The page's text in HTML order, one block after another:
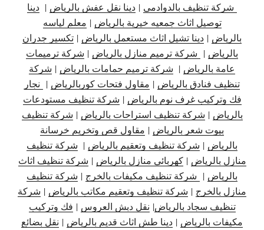
شركة تنظيف بالدوادمي | دينا نقل عفش بالرياض | دينا
توصيل اثاث جمعيه خيرية بالرياض | معلم لياسه
بالرياض | دينا تشيل اثاث مستعمل بالرياض | تكسير جدران
بالرياض | شركة ترميم منازل بالرياض | شركة ترميمات
عامة بالرياض | شركة ترميم حمامات بالرياض | شركة
تنظيف فنادق بالرياض | مقاول فتحات كوربالرياض | نجار
فك وتركيب غرف نوم بالرياض | شركة تنظيف مستودعات
بالرياض | شركة تنظيف استراحات بالرياض | شركة تنظيف
بيوت شعر بالرياض | مقاول قص وتخريم خرسانة
بالرياض | شركة تنظيف وتعقيم بالرياض | شركة تنظيف
منازل بالرياض |كهربائي منازل بالرياض | شركة تنظيف اثاث
بالرياض | شركة تنظيف مكيفات بالخرج | شركة تنظيف
منازل بالخرج | شركة تنظيف وتعقيم مكاتب بالرياض | شركة
تنظيف سجاد بالرياض| نقل دبش العروس | فك وتركيب
مكيفات بالرياض | دينا طش اثاث قديم بالرياض | نقل بضائع